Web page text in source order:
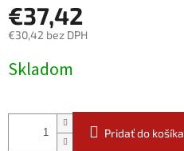
€37,42
€30,42 bez DPH
cena:
Skladom
Pridať do košíka